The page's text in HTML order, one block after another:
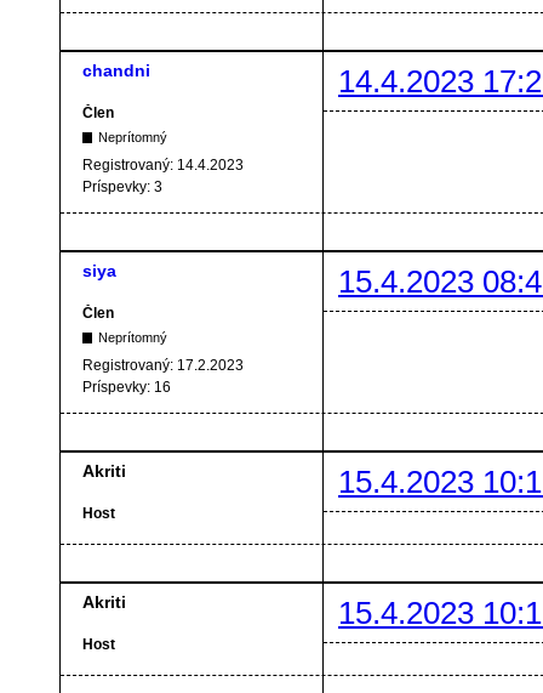
chandni 14.4.2023
Člen
Neprítomný
Registrovaný: 14.4.2023
Príspevky: 3
siya 15.4.2023
Člen
Neprítomný
Registrovaný: 17.2.2023
Príspevky: 16
Akriti 15.4.2023
Host
Akriti 15.4.2023
Host